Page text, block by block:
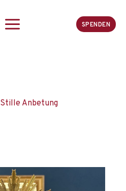
SPENDEN
Stille Anbetung